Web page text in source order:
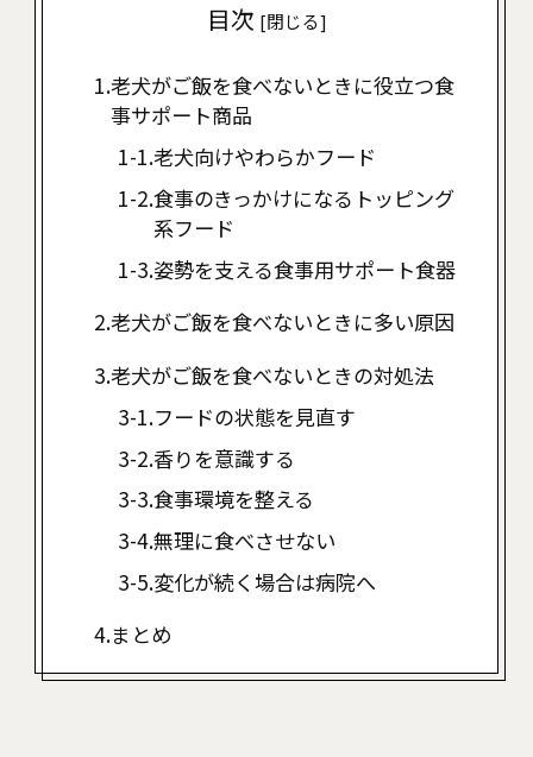
目次 [閉じる]
老犬がご飯を食べないときに役立つ食
事サポート商品
老犬向けやわらかフード
食事のきっかけになるトッピング
系フード
姿勢を支える食事用サポート食器
老犬がご飯を食べないときに多い原因
老犬がご飯を食べないときの対処法
フードの状態を見直す
香りを意識する
食事環境を整える
無理に食べさせない
変化が続く場合は病院へ
まとめ